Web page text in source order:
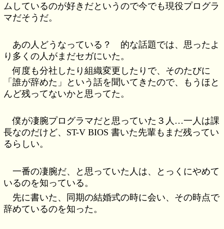
ムしているのが好きだというので今でも現役プログラ
マだそうだ。
あの人どうなっている？ 的な話題では、思ったよ
り多くの人がまだセガにいた。
何度も分社したり組織変更したりで、そのたびに
「誰が辞めた」という話を聞いてきたので、もうほと
んど残ってないかと思ってた。
僕が凄腕プログラマだと思っていた３人…一人は課
長なのだけど、ST-V BIOS 書いた先輩もまだ残ってい
るらしい。
一番の凄腕だ、と思っていた人は、とっくにやめて
いるのを知っている。
先に書いた、同期の結婚式の時に会い、その時点で
辞めているのを知った。